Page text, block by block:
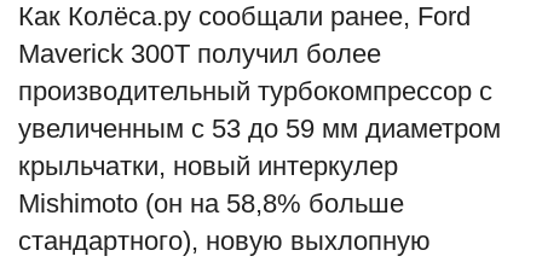
Как Колёса.ру сообщали ранее, Ford
Maverick 300T получил более
производительный турбокомпрессор с
увеличенным с 53 до 59 мм диаметром
крыльчатки, новый интеркулер
Mishimoto (он на 58,8% больше
стандартного), новую выхлопную